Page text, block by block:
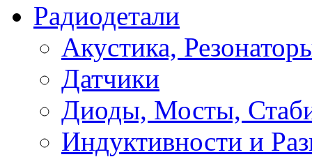
Радиодетали
Акустика,
Датчики
Диоды, Мосты,
Индуктивности и